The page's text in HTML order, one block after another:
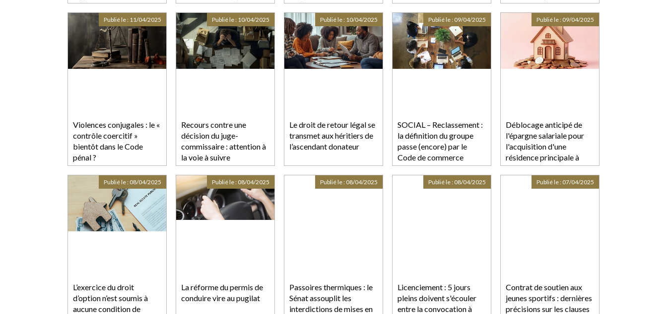
à dominante alimentaire
anciennement sous
enseigne Casino, sous
réserve de deux
engagements
des marques renommées !
Violences conjugales : le «
contrôle coercitif »
bientôt dans le Code
pénal ?
Publié le : 11/04/2025
Recours contre une
décision du juge-
commissaire : attention à
la voie à suivre
Publié le : 10/04/2025
Le droit de retour légal se
transmet aux héritiers de
l’ascendant donateur
Publié le : 10/04/2025
SOCIAL – Reclassement :
la définition du groupe
passe (encore) par le
Code de commerce
Publié le : 09/04/2025
Déblocage anticipé de
l'épargne salariale pour
l'acquisition d'une
résidence principale à
l'étranger
Publié le : 09/04/2025
L’exercice du droit
d’option n’est soumis à
aucune condition de
Publié le : 08/04/2025
La réforme du permis de
conduire vire au pugilat
Publié le : 08/04/2025
Passoires thermiques : le
Sénat assouplit les
interdictions de mises en
Publié le : 08/04/2025
Licenciement : 5 jours
pleins doivent s'écouler
entre la convocation à
Publié le : 08/04/2025
Contrat de soutien aux
jeunes sportifs : dernières
précisions sur les clauses
Publié le : 07/04/2025